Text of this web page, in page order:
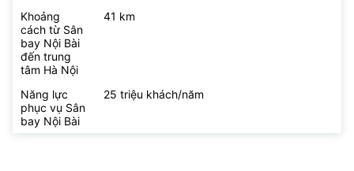
Khoảng
cách từ Sân
bay Nội Bài
đến trung
tâm Hà Nội
41 km
Năng lực
phục vụ Sân
bay Nội Bài
25 triệu khách/năm